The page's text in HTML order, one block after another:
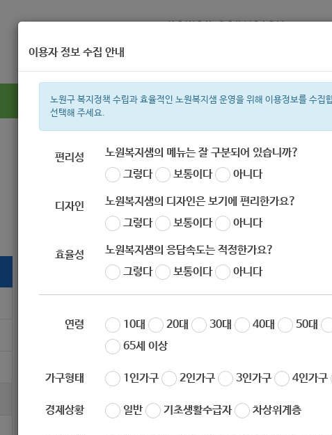
복지정보 복지서비스 신청
지원금 복지관 이용시설 성민복지관
이용자 정보 수집 안내
노원구 복지정책 수립과 효율적인 노원복지샘 운영을 위해 이용정보를 수집
선택해 주세요.
편리성
노원복지샘의 메뉴는 잘 구분되어 있습니까?
그렇다
보통이다 아니다
디자인
노원복지샘의 디자인은 보기에 편리한가요?
그렇다
보통이다 아니다
효율성
노원복지샘의 응답속도는 적정한가요?
그렇다
보통이다 아니다
연령 10대 20대 30대 40대 50대
65세 이상
가구형태 1인가구 2인가구 3인가구 4인가구
경제상황 일반 기초생활수급자 차상위계층
[서울시협동조합지원센터] 2020년 2차
교육 (-11.12)
작성자 노원 복지샘 작성일 2020-11-06 09:56